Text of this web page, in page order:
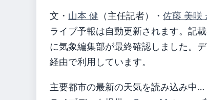
文・ 山本 健 （主任記者） ・ 佐藤 美咲
ライブ予報は自動更新されます。記
に気象編集部が最終確認しました。
経由で利用しています。
主要都市の最新の天気を読み込み中…